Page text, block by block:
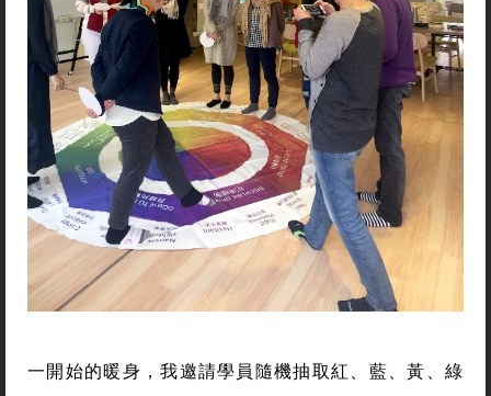
一開始的暖身，我邀請學員隨機抽取紅、藍、黃、綠